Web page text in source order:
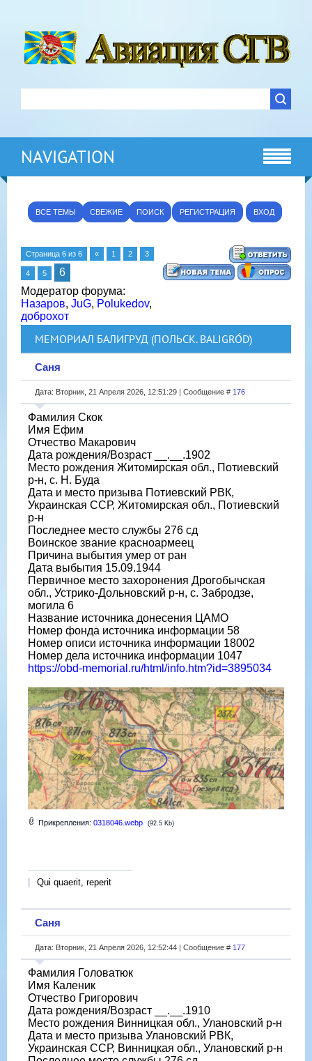
NAVIGATION
ВСЕ ТЕМЫ СВЕЖИЕ ПОИСК РЕГИСТРАЦИЯ ВХОД
Страница 6 из 6 « 1 2 3
4 5
6
Модератор форума:
Назаров, JuG, Polukedov,
доброхот
МЕМОРИАЛ БАЛИГРУД (ПОЛЬСК. BALIGRÓD)
Саня
Дата: Вторник, 21 Апреля 2026, 12:51:29 | Сообщение # 176
Фамилия Скок
Имя Ефим
Отчество Макарович
Дата рождения/Возраст __.__.1902
Место рождения Житомирская обл., Потиевский
р-н, с. Н. Буда
Дата и место призыва Потиевский РВК,
Украинская ССР, Житомирская обл., Потиевский
р-н
Последнее место службы 276 сд
Воинское звание красноармеец
Причина выбытия умер от ран
Дата выбытия 15.09.1944
Первичное место захоронения Дрогобычская
обл., Устрико-Дольновский р-н, с. Забродзе,
могила 6
Название источника донесения ЦАМО
Номер фонда источника информации 58
Номер описи источника информации 18002
Номер дела источника информации 1047
https://obd-memorial.ru/html/info.htm?id=3895034
Прикрепления: 0318046.webp (92.5 Kb)
Qui quaerit, reperit
Саня
Дата: Вторник, 21 Апреля 2026, 12:52:44 | Сообщение # 177
Фамилия Головатюк
Имя Каленик
Отчество Григорович
Дата рождения/Возраст __.__.1910
Место рождения Винницкая обл., Улановский р-н
Дата и место призыва Улановский РВК,
Украинская ССР, Винницкая обл., Улановский р-н